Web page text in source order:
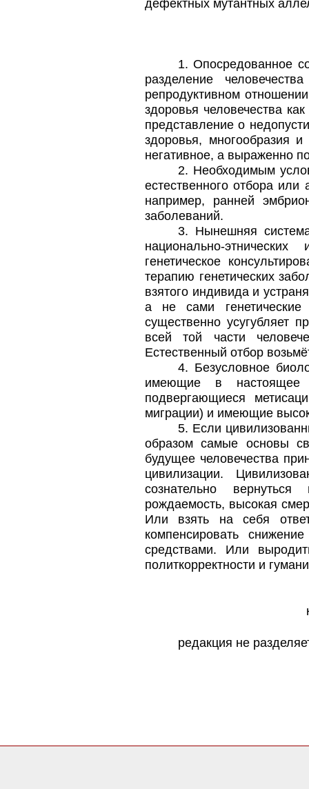
дефектных мутантных
1. Опосредованное
разделение
репродуктивном
здоровья человечества
представление о
здоровья, многообразия
негативное, а выраженно
2. Необходимым
естественного отбора
например, ранней
заболеваний.
3. Нынешняя
национально-
генетическое
терапию генетических
взятого индивида и
а не сами
существенно усугубляет
всей той части
Естественный отбор
4. Безусловное
имеющие в настоящее
подвергающиеся
миграции) и имеющие
5. Если
образом самые основы
будущее человечества
цивилизации.
сознательно
рождаемость, высокая
Или взять на себя
компенсировать
средствами. Или
политкорректности и
редакция не